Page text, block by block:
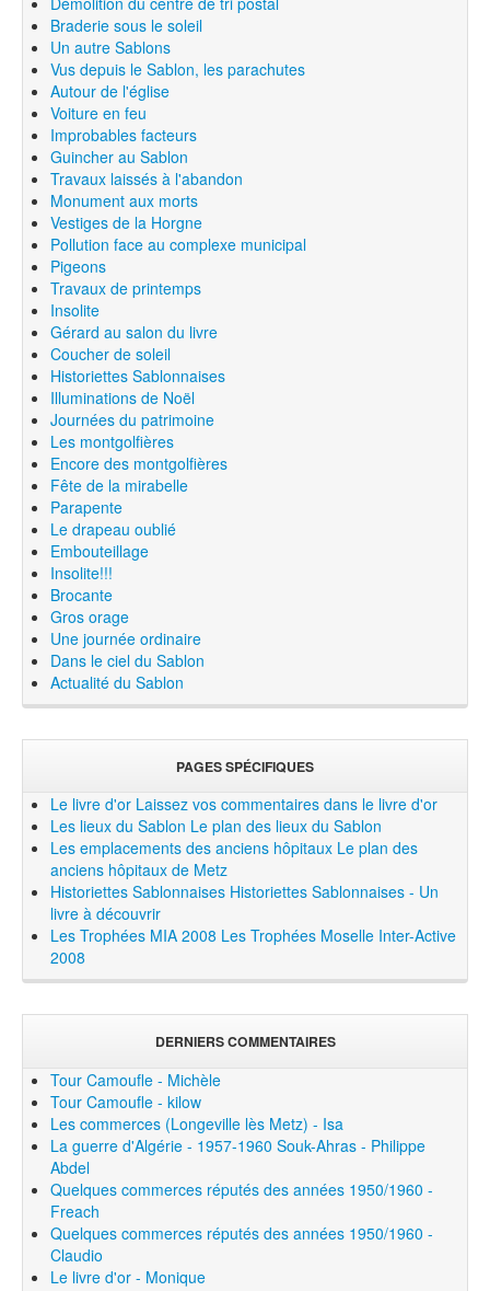
Braderie sous le soleil
Un autre Sablons
Vus depuis le Sablon, les parachutes
Autour de l'église
Voiture en feu
Improbables facteurs
Guincher au Sablon
Travaux laissés à l'abandon
Monument aux morts
Vestiges de la Horgne
Pollution face au complexe municipal
Pigeons
Travaux de printemps
Insolite
Gérard au salon du livre
Coucher de soleil
Historiettes Sablonnaises
Illuminations de Noël
Journées du patrimoine
Les montgolfières
Encore des montgolfières
Fête de la mirabelle
Parapente
Le drapeau oublié
Embouteillage
Insolite!!!
Brocante
Gros orage
Une journée ordinaire
Dans le ciel du Sablon
Actualité du Sablon
PAGES SPÉCIFIQUES
Le livre d'or Laissez vos commentaires dans le livre d'or
Les lieux du Sablon Le plan des lieux du Sablon
Les emplacements des anciens hôpitaux Le plan des
anciens hôpitaux de Metz
Historiettes Sablonnaises Historiettes Sablonnaises - Un
livre à découvrir
Les Trophées MIA 2008 Les Trophées Moselle Inter-Active
2008
DERNIERS COMMENTAIRES
Tour Camoufle - Michèle
Tour Camoufle - kilow
Les commerces (Longeville lès Metz) - Isa
La guerre d'Algérie - 1957-1960 Souk-Ahras - Philippe
Abdel
Quelques commerces réputés des années 1950/1960 -
Freach
Quelques commerces réputés des années 1950/1960 -
Claudio
Le livre d'or - Monique